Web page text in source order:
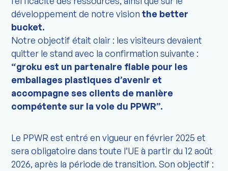
développement de notre visionthe better
bucket.
Notre objectif était clair : les visiteurs devaient
quitter le stand avec la confirmation suivante :
“groku est un partenaire fiable pour les
emballages plastiques d’avenir et
accompagne ses clients de manière
compétente sur la voie du PPWR”.
Le PPWR est entré en vigueur en février 2025 et
sera obligatoire dans toute l’UE à partir du 12 août
2026, après la période de transition. Son objectif :